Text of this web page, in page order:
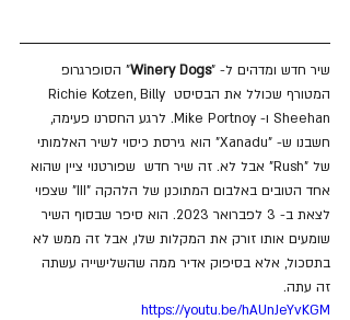
שיר חדש ומדהים ל- "Winery Dogs" הסופרגרופ
המטורף שכולל את הבסיסט Richie Kotzen, Billy
Sheehan ו- Mike Portnoy. לרגע החסרנו פעימה,
חשבנו ש- "Xanadu" הוא גירסת כיסוי לשיר האלמותי
של "Rush" אבל לא. זה שיר חדש  שפורטנוי ציין שהוא
אחד הטובים באלבום המתוכנן של הלהקה "III" שצפוי
לצאת ב- 3 לפברואר 2023. הוא סיפר שבסוף השיר
שומעים אותו זורק את המקלות שלו, אבל זה ממש לא
בתסכול, אלא בסיפוק אדיר ממה שהשלישייה עשתה
זה עתה.
https://youtu.be/hAUnJeYvKGM